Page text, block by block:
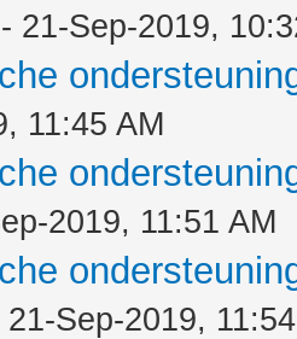
- 21-Sep-2019,
11:45 AM
2019, 11:51 AM
21-Sep-2019,